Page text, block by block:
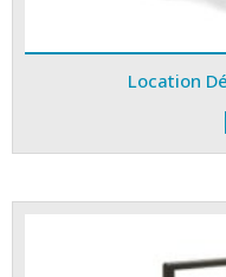
Location